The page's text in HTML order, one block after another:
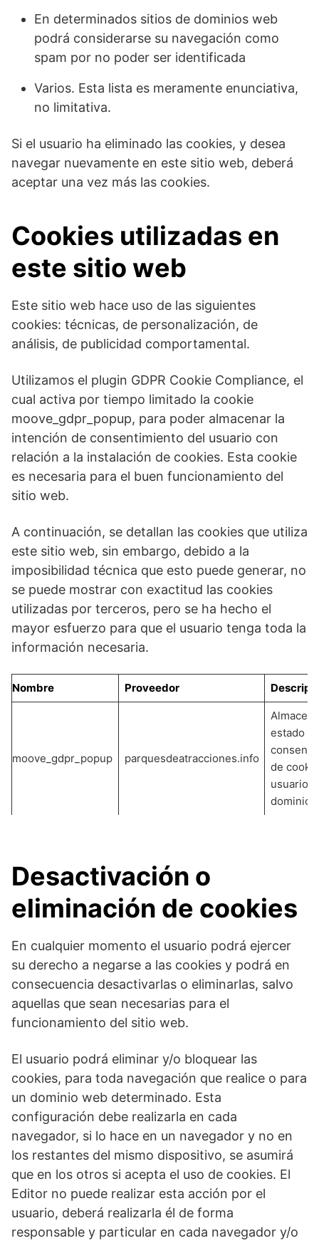
En determinados sitios de dominios web
podrá considerarse su navegación como
spam por no poder ser identificada
Varios. Esta lista es meramente enunciativa,
no limitativa.
Si el usuario ha eliminado las cookies, y desea
navegar nuevamente en este sitio web, deberá
aceptar una vez más las cookies.
Cookies utilizadas en
este sitio web
Este sitio web hace uso de las siguientes
cookies: técnicas, de personalización, de
análisis, de publicidad comportamental.
Utilizamos el plugin GDPR Cookie Compliance, el
cual activa por tiempo limitado la cookie
moove_gdpr_popup, para poder almacenar la
intención de consentimiento del usuario con
relación a la instalación de cookies. Esta cookie
es necesaria para el buen funcionamiento del
sitio web.
A continuación, se detallan las cookies que utiliza
este sitio web, sin embargo, debido a la
imposibilidad técnica que esto puede generar, no
se puede mostrar con exactitud las cookies
utilizadas por terceros, pero se ha hecho el
mayor esfuerzo para que el usuario tenga toda la
información necesaria.
Nombre Proveedor
moove_gdpr_popup parquesdeatracciones.info
estado
de
usuario
dominio
Desactivación o
eliminación de cookies
En cualquier momento el usuario podrá ejercer
su derecho a negarse a las cookies y podrá en
consecuencia desactivarlas o eliminarlas, salvo
aquellas que sean necesarias para el
funcionamiento del sitio web.
El usuario podrá eliminar y/o bloquear las
cookies, para toda navegación que realice o para
un dominio web determinado. Esta
configuración debe realizarla en cada
navegador, si lo hace en un navegador y no en
los restantes del mismo dispositivo, se asumirá
que en los otros si acepta el uso de cookies. El
Editor no puede realizar esta acción por el
usuario, deberá realizarla él de forma
responsable y particular en cada navegador y/o